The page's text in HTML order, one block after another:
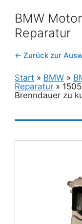
BMW
Reparatur
← Zurück zur
Start » BMW »
Reparatur »
Brenndauer zu